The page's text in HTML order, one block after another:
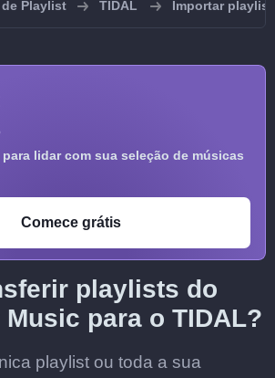
Playlist TIDAL Importar
lidar com sua seleção de músicas
Comece grátis
playlists do
para o TIDAL?
playlist ou toda a sua